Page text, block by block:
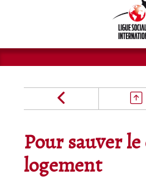
Pour sauver
logement